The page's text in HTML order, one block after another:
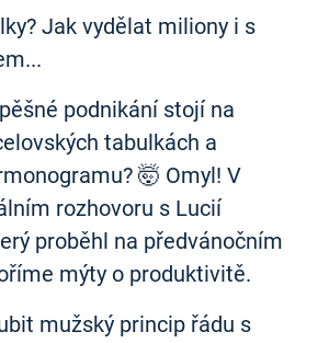
Jak vydělat miliony i s
podnikání stojí na
tabulkách a
🤯 Omyl! V
rozhovoru s Lucií
proběhl na předvánočním
mýty o produktivitě.
mužský princip řádu s